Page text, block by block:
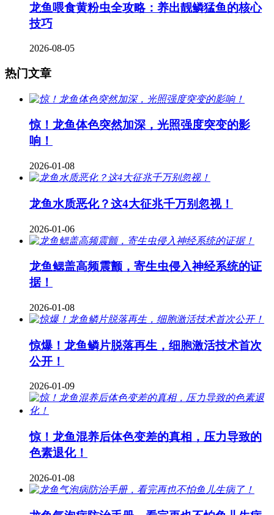
龙鱼喂食黄粉虫全攻略：养出靓鳞猛鱼的核心
技巧
2026-08-05
热门文章
惊！龙鱼体色突然加深，光照强度突变的影
响！
2026-01-08
龙鱼水质恶化？这4大征兆千万别忽视！
2026-01-06
龙鱼鳃盖高频震颤，寄生虫侵入神经系统的证
据！
2026-01-08
惊爆！龙鱼鳞片脱落再生，细胞激活技术首次
公开！
2026-01-09
惊！龙鱼混养后体色变差的真相，压力导致的
色素退化！
2026-01-08